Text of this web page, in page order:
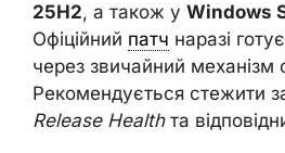
25H2, а також у Windows
Офіційний патч наразі
через звичайний механізм
Рекомендується стежити
Release Healthта